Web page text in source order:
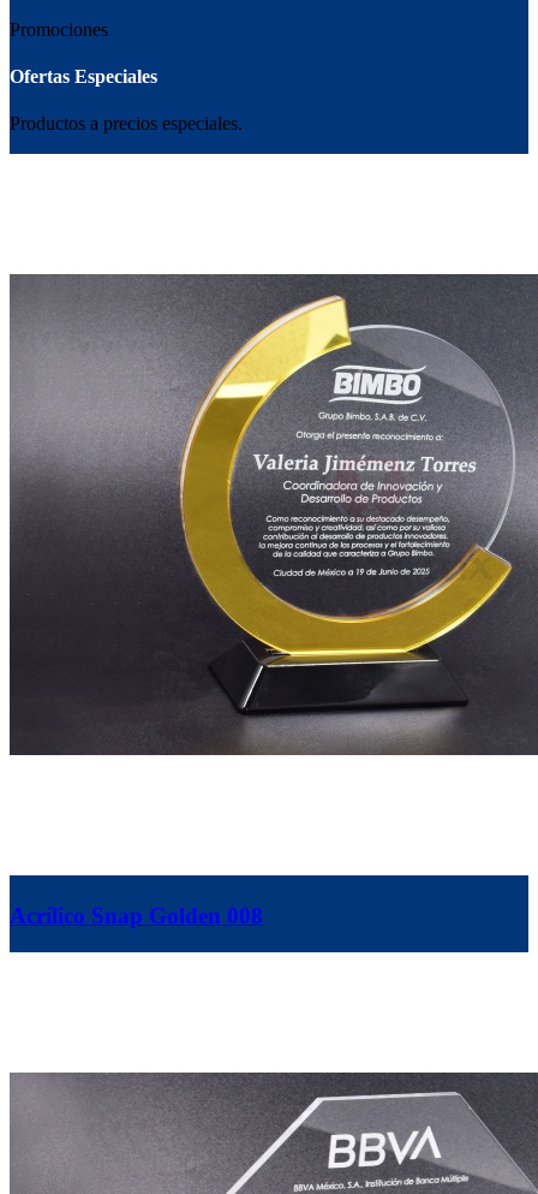
Promociones
Ofertas Especiales
Productos a precios especiales.
Acrílico Snap Golden 008